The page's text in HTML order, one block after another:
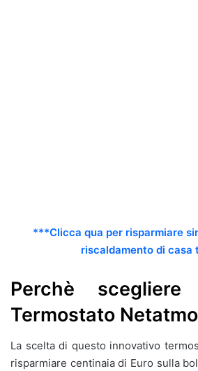
***Clicca qua per risparmiare
riscaldamento di casa
Perchè
Termostato
La scelta di questo innovativo
risparmiare centinaia di Euro sulla